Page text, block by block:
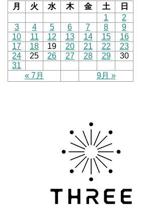
月
火 水 木 金 土
日
1
2
3
4 5 6 7 8
9
10
11 12 13 14 15
16
17
18 19 20 21 22
23
24
25 26 27 28 29
30
31
« 7月
9月 »